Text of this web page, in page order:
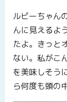
ルビーちゃん
んに見えるよ
たよ。きっと
ない。私がこ
を美味しそう
ら何度も頭の